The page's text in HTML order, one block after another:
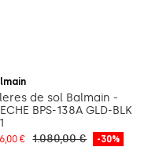
de sol Balmain -
BPS-138A GLD-BLK
€ 1.080,00 € -30%